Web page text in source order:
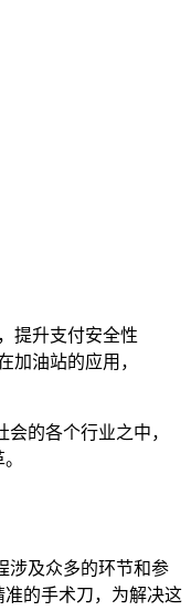
提升支付安全性
加油站的应用，
的各个行业之中，
涉及众多的环节和参
的手术刀，为解决这